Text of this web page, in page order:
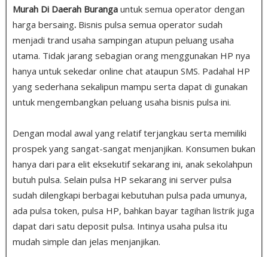
Murah Di Daerah Buranga untuk semua operator dengan
harga bersaing. Bisnis pulsa semua operator sudah
menjadi trand usaha sampingan atupun peluang usaha
utama. Tidak jarang sebagian orang menggunakan HP nya
hanya untuk sekedar online chat ataupun SMS. Padahal HP
yang sederhana sekalipun mampu serta dapat di gunakan
untuk mengembangkan peluang usaha bisnis pulsa ini.
Dengan modal awal yang relatif terjangkau serta memiliki
prospek yang sangat-sangat menjanjikan. Konsumen bukan
hanya dari para elit eksekutif sekarang ini, anak sekolahpun
butuh pulsa. Selain pulsa HP sekarang ini server pulsa
sudah dilengkapi berbagai kebutuhan pulsa pada umunya,
ada pulsa token, pulsa HP, bahkan bayar tagihan listrik juga
dapat dari satu deposit pulsa. Intinya usaha pulsa itu
mudah simple dan jelas menjanjikan.